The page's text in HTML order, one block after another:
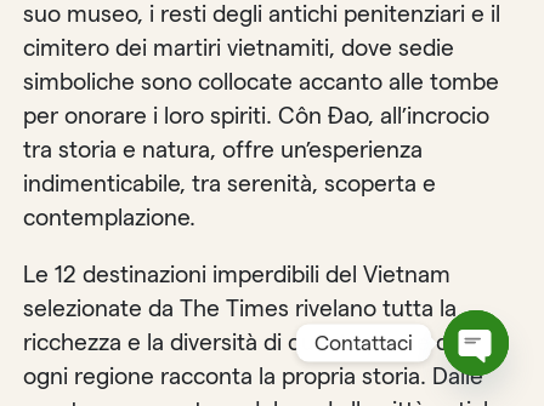
suo museo, i resti degli antichi penitenziari e il
cimitero dei martiri vietnamiti, dove sedie
simboliche sono collocate accanto alle tombe
per onorare i loro spiriti. Côn Đao, all’incrocio
tra storia e natura, offre un’esperienza
indimenticabile, tra serenità, scoperta e
contemplazione.
Le 12 destinazioni imperdibili del Vietnam
selezionate da The Times rivelano tutta la
ricchezza e la diversità di questo paese dove
ogni regione racconta la propria storia. Dalle
Contattaci
Open